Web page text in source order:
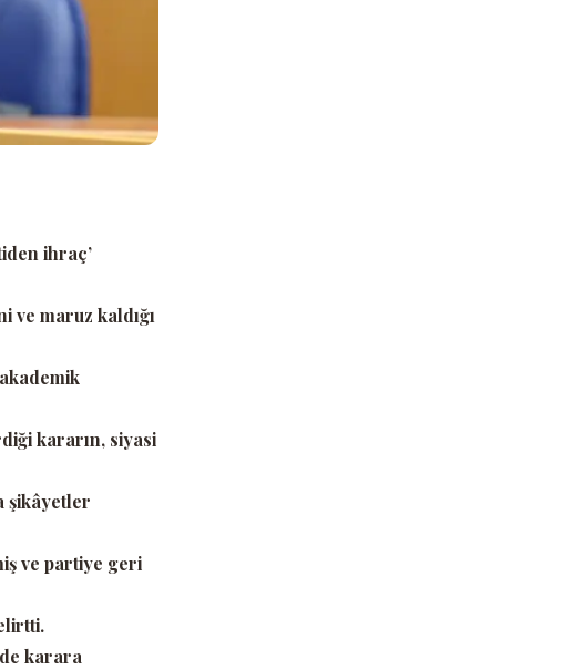
ihraç’
ve maruz kaldığı
kararın, siyasi
şikâyetler
ve partiye geri
karara